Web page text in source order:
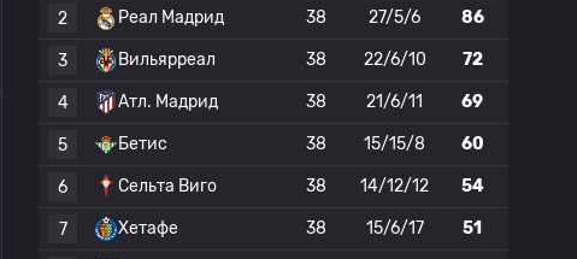
2 Реал Мадрид 38 27/5/6 86
3 Вильярреал 38 22/6/10 72
4 Атл. Мадрид 38 21/6/11 69
5 Бетис 38 15/15/8 60
6 Сельта Виго 38 14/12/12 54
7 Хетафе 38 15/6/17 51